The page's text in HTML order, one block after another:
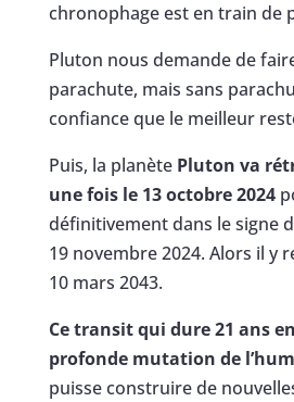
chronophage est en train de
Pluton nous demande de
parachute, mais sans
confiance que le meilleur
Puis, la planète Pluton va
une fois le 13 octobre 2024
définitivement dans le signe
19 novembre 2024. Alors il y
10 mars 2043.
Ce transit qui dure 21 ans
profonde mutation de
puisse construire de